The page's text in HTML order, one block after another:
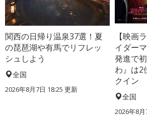
関西の日帰り温泉37選！夏
の琵琶湖や有馬でリフレッ
シュしよう
全国
2026年8月7日 18:25 更新
【映画
イダー
発進で
わ』は2
クイン
全国
2026年8